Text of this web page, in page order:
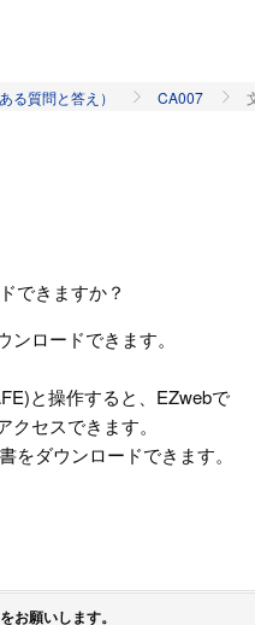
る質問と答え） CA007
できますか？
ロードできます。
と操作すると、EZwebで
クセスできます。
をダウンロードできます。
お願いします。